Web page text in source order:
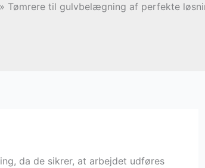
Tømrere til gulvbelægning af perfekte
da de sikrer, at arbejdet udføres